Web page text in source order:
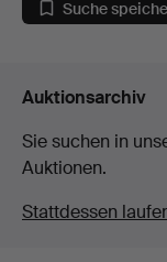
Suche
Auktionsarchiv
Sie suchen in
Auktionen.
Stattdessen